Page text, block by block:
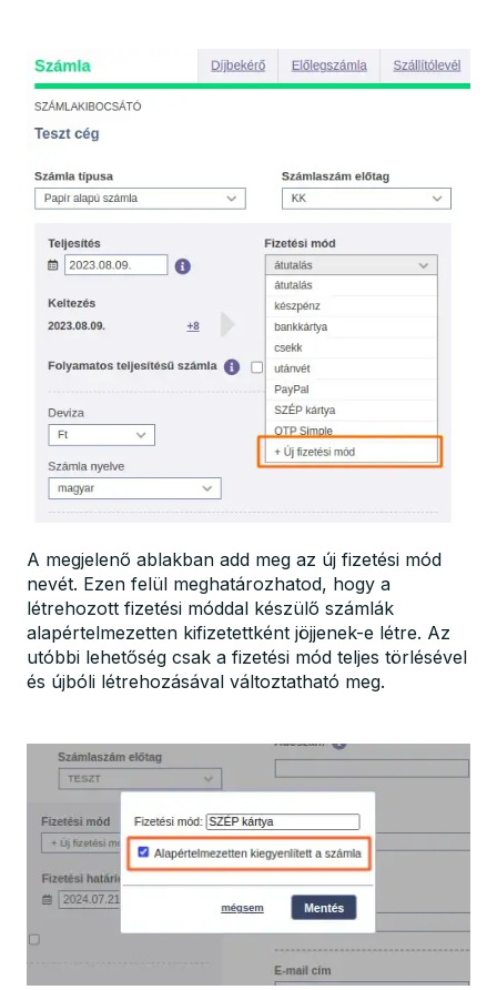
A megjelenő ablakban add meg az új fizetési mód
nevét. Ezen felül meghatározhatod, hogy a
létrehozott fizetési móddal készülő számlák
alapértelmezetten kifizetettként jöjjenek-e létre. Az
utóbbi lehetőség csak a fizetési mód teljes törlésével
és újbóli létrehozásával változtatható meg.